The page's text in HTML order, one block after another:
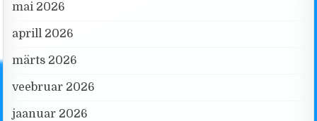
mai 2026
aprill 2026
märts 2026
veebruar 2026
jaanuar 2026